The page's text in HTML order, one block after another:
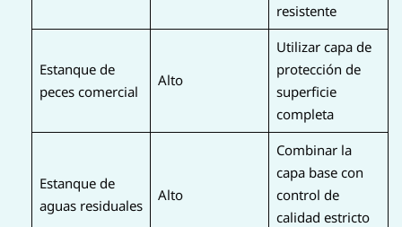
resistente
Estanque de
peces comercial
Alto
Utilizar capa de
protección de
superficie
completa
Estanque de
aguas residuales
Alto
Combinar la
capa base con
control de
calidad estricto